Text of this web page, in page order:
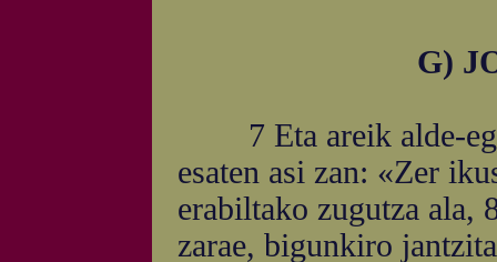
G)
7 Eta areik alde-
esaten asi zan: «Zer
erabiltako zugutza ala,
zarae, bigunkiro